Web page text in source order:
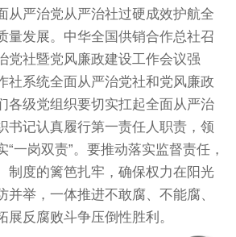
从严治党从严治社过硬成效护航全
量发展。中华全国供销合作总社召
党社暨党风廉政建设工作会议强
社系统全面从严治党社和党风廉政
各级党组织要切实扛起全面从严治
书记认真履行第一责任人职责，领
“一岗双责”。要推动落实监督责任，
制度的篱笆扎牢，确保权力在阳光
并举，一体推进不敢腐、不能腐、
展反腐败斗争压倒性胜利。